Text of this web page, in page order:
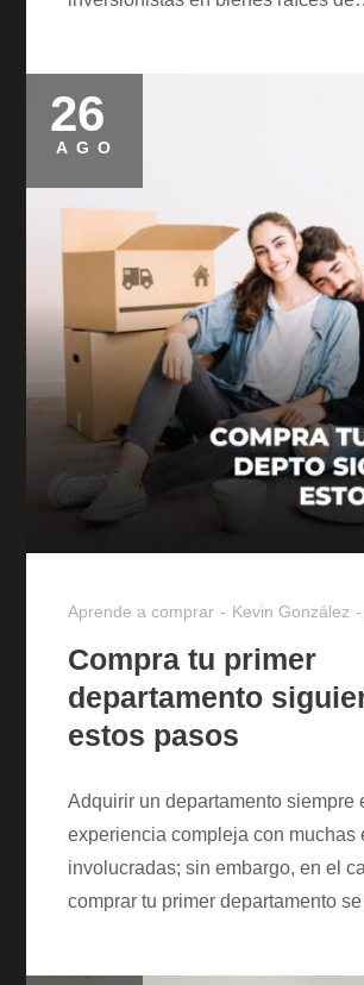
Posted
on
26
AGO
Aprende a comprar Kevin González
Compra tu primer
departamento
estos pasos
Adquirir un departamento siempre
experiencia compleja con muchas
involucradas; sin embargo, en el
comprar tu primer departamento